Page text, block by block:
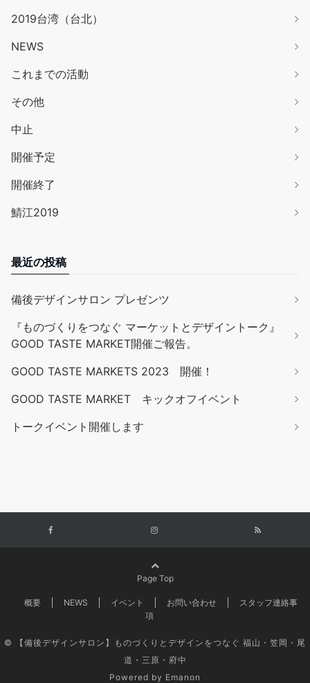
2019台湾（台北）
NEWS
これまでの活動
その他
中止
開催予定
開催終了
鯖江2019
最近の投稿
備後デザインサロン プレゼンツ
『ものづくりをつなぐ マーケットとデザイントーク』
GOOD TASTE MARKET開催ご報告。
GOOD TASTE MARKETS 2023 開催！
GOOD TASTE MARKET キックオフイベント
トークイベント開催します
Page Top
概要 NEWS イベント お問い合わせ
スタッフ連絡事
項
© 【備後デザインサロン】ものづくりとデザインをつなぐ 福山・笠岡・尾
道・三原・府中
Powered by Emanon